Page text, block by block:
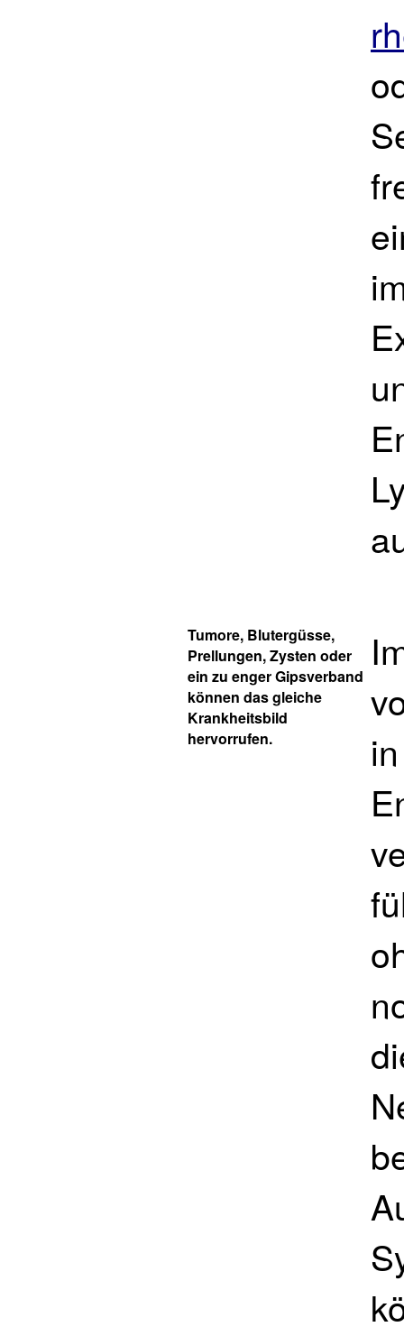
Tumore, Blutergüsse,
Prellungen, Zysten oder
ein zu enger Gipsverband
können das gleiche
Krankheitsbild
hervorrufen.